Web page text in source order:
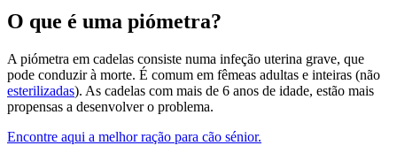
O que é uma piómetra?
A piómetra em cadelas consiste numa infeção uterina grave, que
pode conduzir à morte. É comum em fêmeas adultas e inteiras (não
esterilizadas). As cadelas com mais de 6 anos de idade, estão mais
propensas a desenvolver o problema.
Encontre aqui a melhor ração para cão sénior.